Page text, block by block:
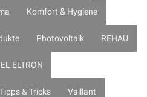
Komfort & Hygiene
Photovoltaik REHAU
ELTRON
Tipps & Tricks Vaillant